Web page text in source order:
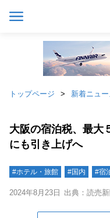
トップページ 新着ニュー
大阪の宿泊税、最大
にも引き上げへ
#ホテル・旅館 #国内 #宿
2024年8月23日 出典：読売